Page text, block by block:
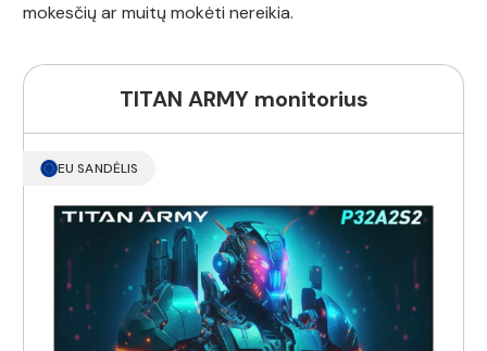
mokesčių ar muitų mokėti nereikia.
TITAN ARMY monitorius
EU SANDĖLIS